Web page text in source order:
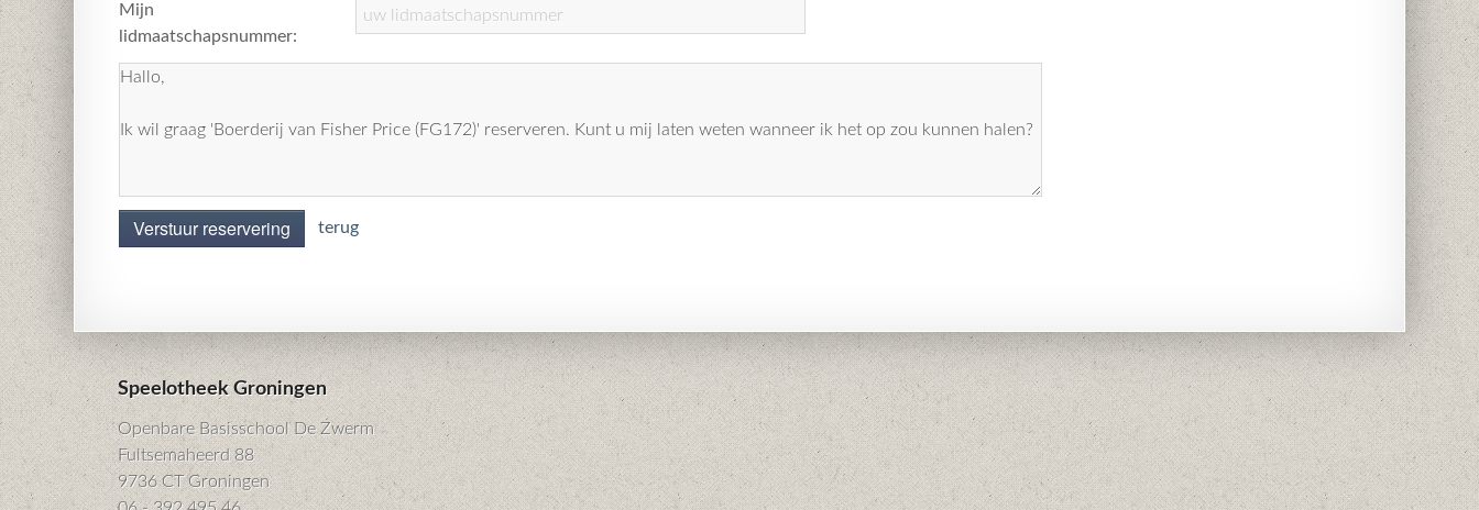
Mijn
lidmaatschapsnummer:
Verstuur reservering terug
Speelotheek Groningen
Openbare Basisschool De Zwerm
Fultsemaheerd 88
9736 CT Groningen